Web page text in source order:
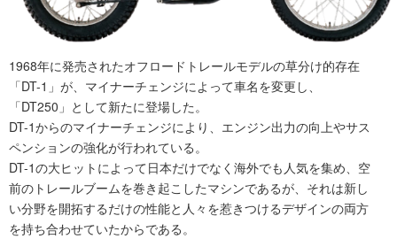
1968年に発売されたオフロードトレールモデルの草分け的存在
「DT-1」が、マイナーチェンジによって車名を変更し、
「DT250」として新たに登場した。
DT-1からのマイナーチェンジにより、エンジン出力の向上やサス
ペンションの強化が行われている。
DT-1の大ヒットによって日本だけでなく海外でも人気を集め、空
前のトレールブームを巻き起こしたマシンであるが、それは新し
い分野を開拓するだけの性能と人々を惹きつけるデザインの両方
を持ち合わせていたからである。